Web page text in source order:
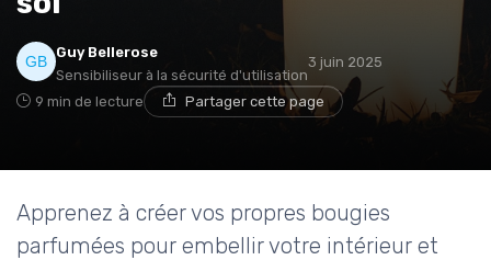
Guy Bellerose
Sensibiliseur à la sécurité d'utilisation
3 juin 2025
9 min de lecture Partager cette page
Apprenez à créer vos propres bougies
parfumées pour embellir votre intérieur et